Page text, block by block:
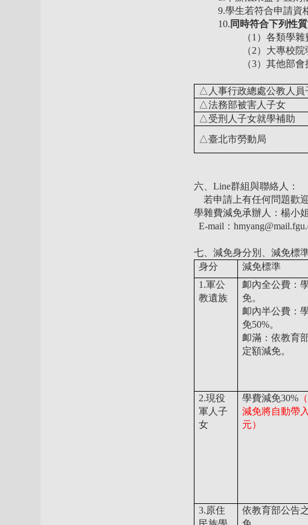
9.學生若符合申請資
10. 同時符合下列性
（1）各類學雜
（2）大專校
（3）其他部
△人事行政總處公教人員
△法務部被害人子女
△受刑人子女就學補助
△臺北市勞動局
六、Line群組與聯絡人：
若申請上有任何問題歡
學雜費減免承辦人：楊小
E-mail：
七、減免身分別、減免標
身分
減免標準
1.軍公
教遺族
卹內全公費：
免。
卹內半公費：
免50%。
卹滿：依教育
定額減免。
2.現役
軍人子
女
學費減免30%
減免將自動帶
元）
3.原住
依教育部公告